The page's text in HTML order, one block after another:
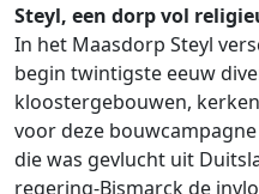
Steyl, een dorp vol
In het Maasdorp Steyl
begin twintigste eeuw
kloostergebouwen,
voor deze
die was gevlucht uit
regering-Bismarck de